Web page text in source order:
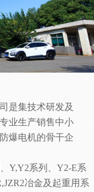
是集技术研发及
业生产销售中小
爆电机的骨干企
Y,Y2系列、Y2-E系
冶金及起重用系